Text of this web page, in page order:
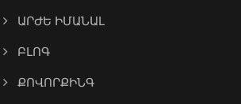
ԱՐԺԵ ԻՄԱՆԱԼ
ԲԼՈԳ
ՔՈՎՈՐՔԻՆԳ